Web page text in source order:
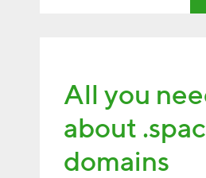
All you
about
domains